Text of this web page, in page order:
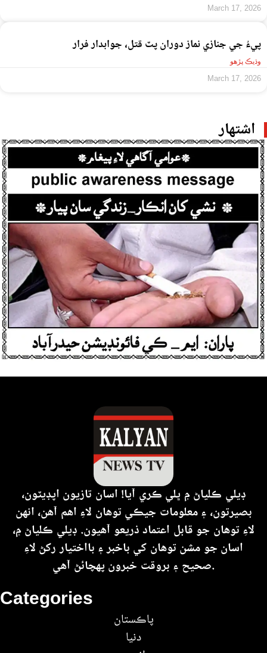
March 17, 2026
پيءُ جي جنازي نماز دوران پٽ قتل، جوابدار فرار
وڌيڪ پڙهو
March 17, 2026
اشتهار
Categories
پاڪستان
دنيا
ڊيلي ڪلياڻ ۾ ڀلي ڪري آيا! اسان تازيون اپڊيٽون،
بصيرتون، ۽ معلومات جيڪي توهان لاءِ اهم آهن، انهن
لاءِ توهان جو قابل اعتماد ذريعو آهيون. ڊيلي ڪلياڻ ۾،
اسان جو مشن توهان کي باخبر ۽ بااختيار رکڻ لاءِ
صحيح ۽ بروقت خبرون پهچائڻ آهي.